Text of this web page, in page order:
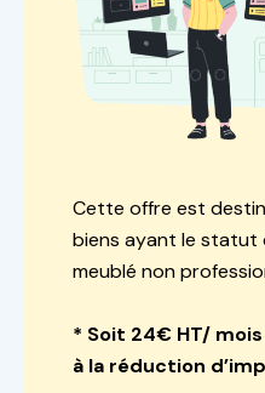
Cette offre est
biens ayant le statut
meublé non
* Soit 24€ HT/
à la réduction